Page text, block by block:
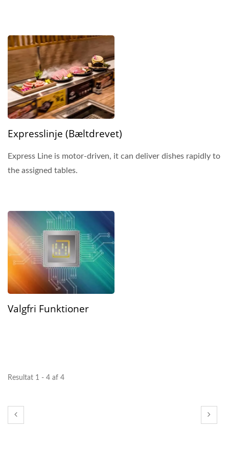
Expresslinje (bæltdrevet)
Express Line is motor-driven, it can deliver dishes rapidly to
the assigned tables.
Valgfri Funktioner
Resultat 1 - 4 af 4